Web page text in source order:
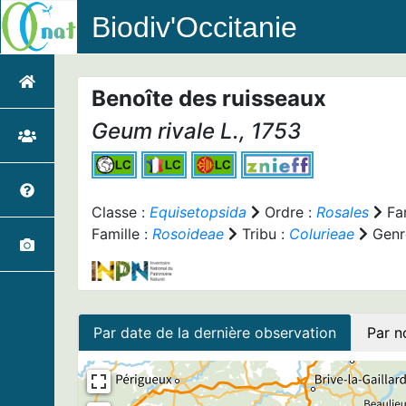
Biodiv'Occitanie
Benoîte des ruisseaux
Geum rivale L., 1753
Classe : Equisetopsida Ordre : Rosales
Famille : Rosoideae Tribu : Colurieae
Par date de la dernière observation Par